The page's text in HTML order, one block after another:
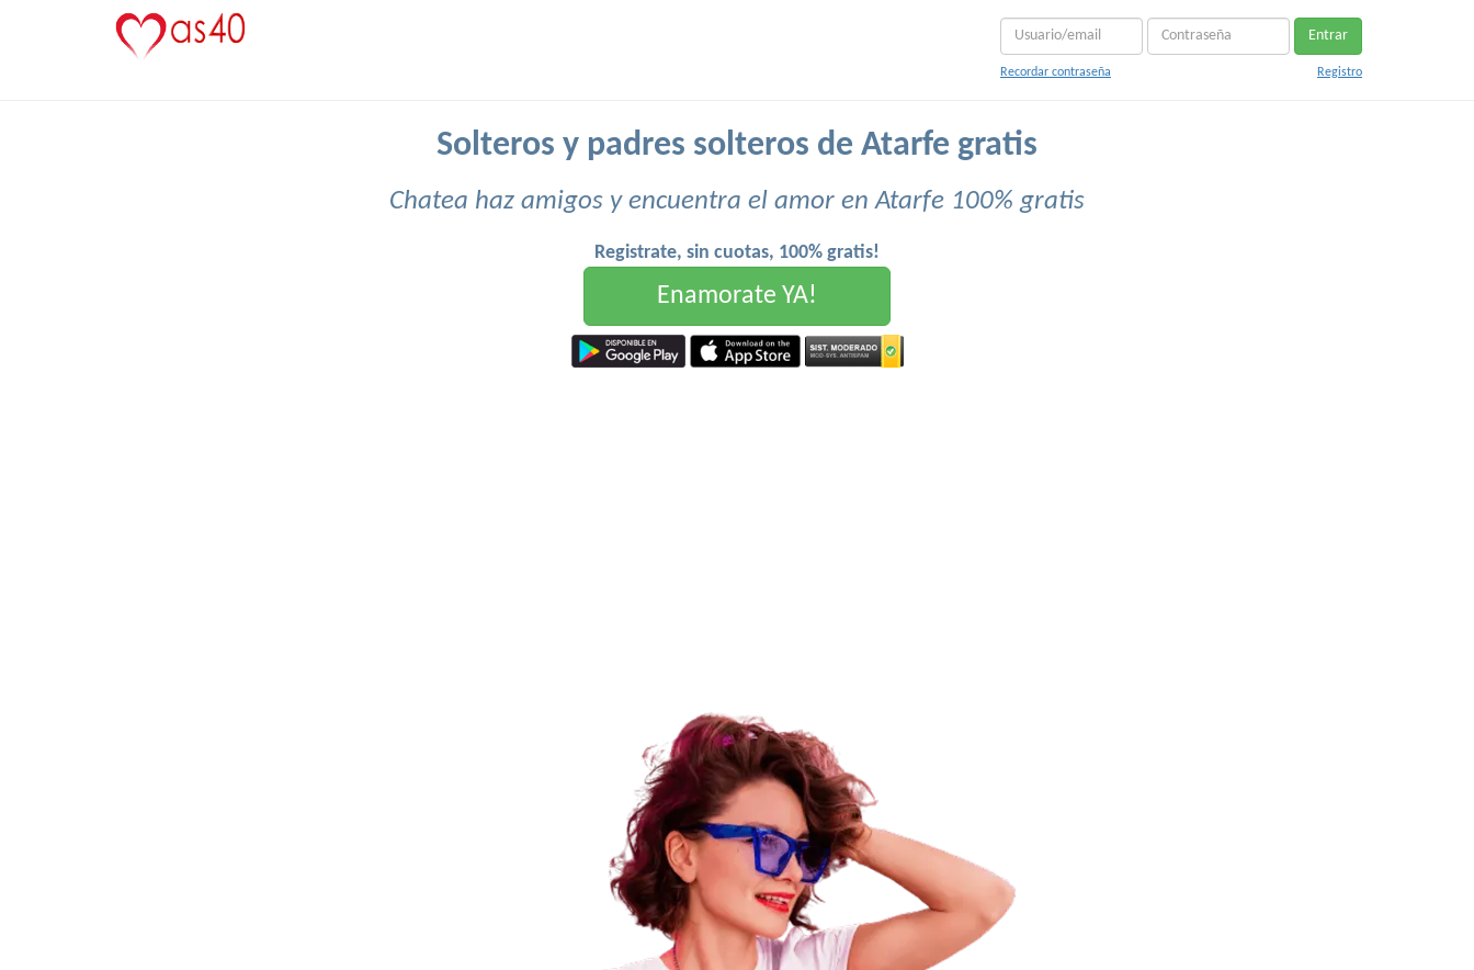
Entrar
Recordar contraseña Registro
Solteros y padres solteros de Atarfe gratis
Chatea haz amigos y encuentra el amor en Atarfe 100% gratis
Registrate, sin cuotas, 100% gratis!
Enamorate YA!